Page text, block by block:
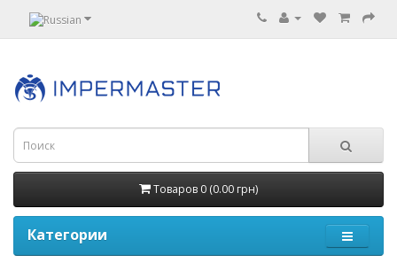
Товаров 0 (0.00 грн)
Категории